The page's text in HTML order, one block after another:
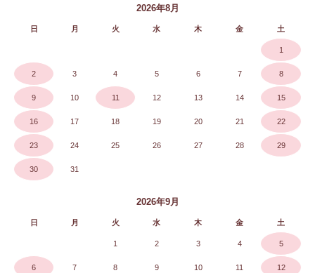
2026年8月
日 月 火 水 木 金 土
1
2 3 4 5 6 7 8
9 10 11 12 13 14 15
16 17 18 19 20 21 22
23 24 25 26 27 28 29
30 31
2026年9月
日 月 火 水 木 金 土
1 2 3 4 5
6 7 8 9 10 11 12